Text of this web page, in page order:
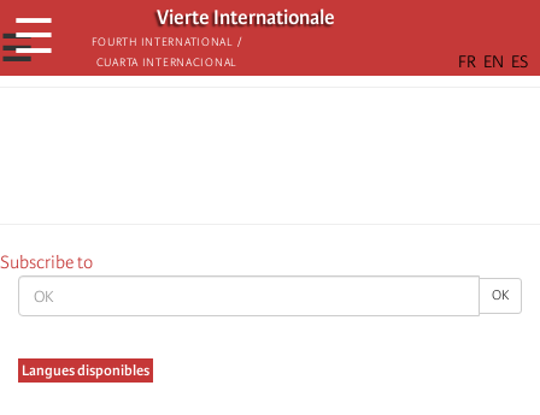
Skip
to
main
Vierte Internationale
Fourth International /
Cuarta Internacional
☰
☰
OK OK
Langues disponibles
Subscribe to